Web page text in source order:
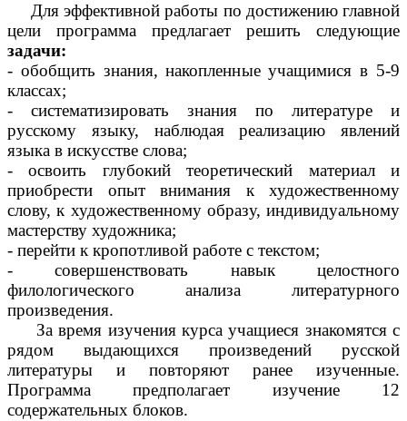
Для эффективной работы по достижению главной
цели программа предлагает решить следующие
задачи:
- обобщить знания, накопленные учащимися в 5-9
классах;
- систематизировать знания по литературе и
русскому языку, наблюдая реализацию явлений
языка в искусстве слова;
- освоить глубокий теоретический материал и
приобрести опыт внимания к художественному
слову, к художественному образу, индивидуальному
мастерству художника;
- перейти к кропотливой работе с текстом;
- совершенствовать навык целостного
филологического анализа литературного
произведения.
За время изучения курса учащиеся знакомятся с
рядом выдающихся произведений русской
литературы и повторяют ранее изученные.
Программа предполагает изучение 12
содержательных блоков.